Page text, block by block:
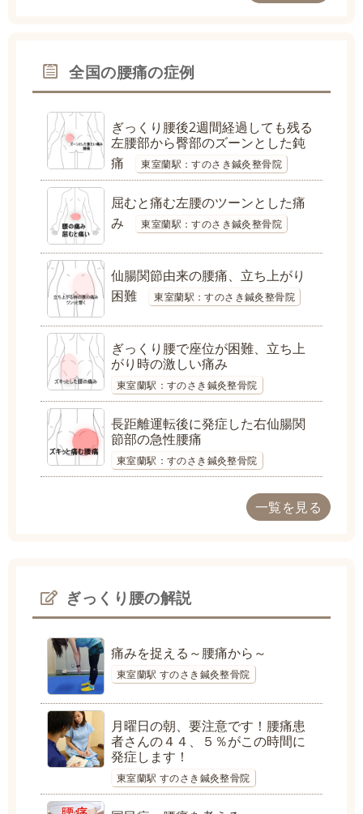
全国の腰痛の症例
ぎっくり腰後2週間経過しても残る
左腰部から臀部のズーンとした鈍
痛
東室蘭駅：すのさき鍼灸整骨院
屈むと痛む左腰のツーンとした痛
み
東室蘭駅：すのさき鍼灸整骨院
仙腸関節由来の腰痛、立ち上がり
困難
東室蘭駅：すのさき鍼灸整骨院
ぎっくり腰で座位が困難、立ち上
がり時の激しい痛み
東室蘭駅：すのさき鍼灸整骨院
長距離運転後に発症した右仙腸関
節部の急性腰痛
東室蘭駅：すのさき鍼灸整骨院
一覧を見る
ぎっくり腰の解説
痛みを捉える～腰痛から～
東室蘭駅 すのさき鍼灸整骨院
月曜日の朝、要注意です！腰痛患
者さんの４４、５％がこの時間に
発症します！
東室蘭駅 すのさき鍼灸整骨院